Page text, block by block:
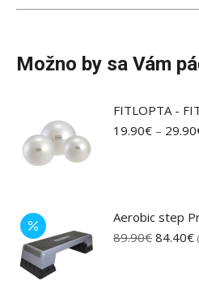
Možno by sa Vám
FITLOPTA -
19.90€ – 29.90
Aerobic step
89.90€ 84.40€